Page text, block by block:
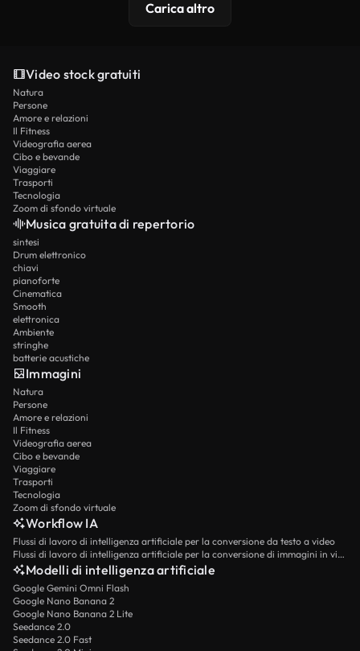
Carica altro
Video stock gratuiti
Natura
Persone
Amore e relazioni
Il Fitness
Videografia aerea
Cibo e bevande
Viaggiare
Trasporti
Tecnologia
Zoom di sfondo virtuale
Musica gratuita di repertorio
sintesi
Drum elettronico
chiavi
pianoforte
Cinematica
Smooth
elettronica
Ambiente
stringhe
batterie acustiche
Immagini
Natura
Persone
Amore e relazioni
Il Fitness
Videografia aerea
Cibo e bevande
Viaggiare
Trasporti
Tecnologia
Zoom di sfondo virtuale
Workflow IA
Flussi di lavoro di intelligenza artificiale per la conversione da testo a video
Flussi di lavoro di intelligenza artificiale per la conversione di immagini in video
Modelli di intelligenza artificiale
Google Gemini Omni Flash
Google Nano Banana 2
Google Nano Banana 2 Lite
Seedance 2.0
Seedance 2.0 Fast